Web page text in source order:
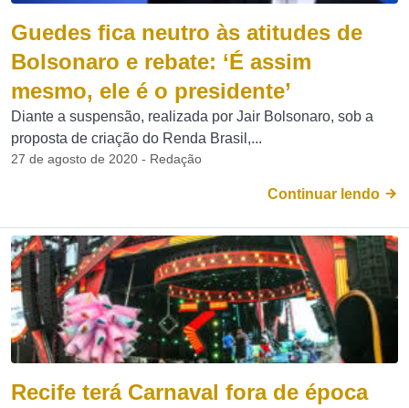
Guedes fica neutro às atitudes de
Bolsonaro e rebate: ‘É assim
mesmo, ele é o presidente’
Diante a suspensão, realizada por Jair Bolsonaro, sob a
proposta de criação do Renda Brasil,...
27 de agosto de 2020 - Redação
Continuar lendo
Recife terá Carnaval fora de época